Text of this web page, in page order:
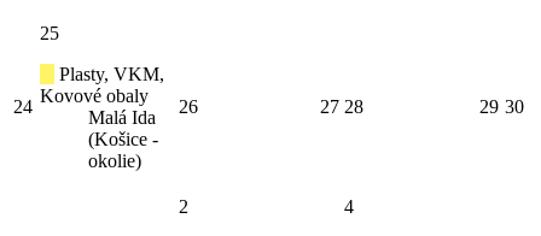
24
25
Plasty, VKM,
Kovové obaly
Malá Ida
(Košice -
okolie)
26 27 28 29 30
2
4